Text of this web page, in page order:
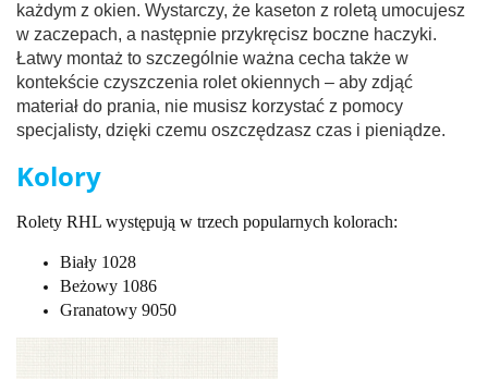
każdym z okien. Wystarczy, że kaseton z roletą umocujesz
w zaczepach, a następnie przykręcisz boczne haczyki.
Łatwy montaż to szczególnie ważna cecha także w
kontekście czyszczenia rolet okiennych – aby zdjąć
materiał do prania, nie musisz korzystać z pomocy
specjalisty, dzięki czemu oszczędzasz czas i pieniądze.
Kolory
Rolety RHL występują w trzech popularnych kolorach:
Biały 1028
Beżowy 1086
Granatowy 9050